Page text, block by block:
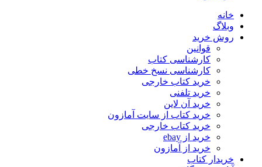
خانه
وبلاگ
روش خرید
قوانین
کارشناسی کتاب
کارشناسی نسخ خطی
خرید کتاب خارجی
خرید تلفنی
خرید آن لاین
خرید کتاب از سایت آمازون
خرید کتاب خارجی
خرید از ebay
خرید از آمازون
خریدار کتاب